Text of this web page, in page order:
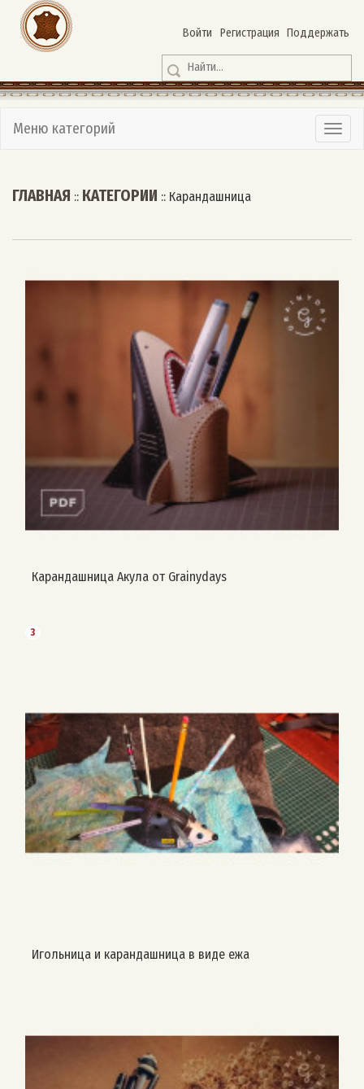
Войти Регистрация Поддержать
Меню категорий
ГЛАВНАЯ :: КАТЕГОРИИ :: Карандашница
Карандашница Акула от Grainydays
3
Игольница и карандашница в виде ежа